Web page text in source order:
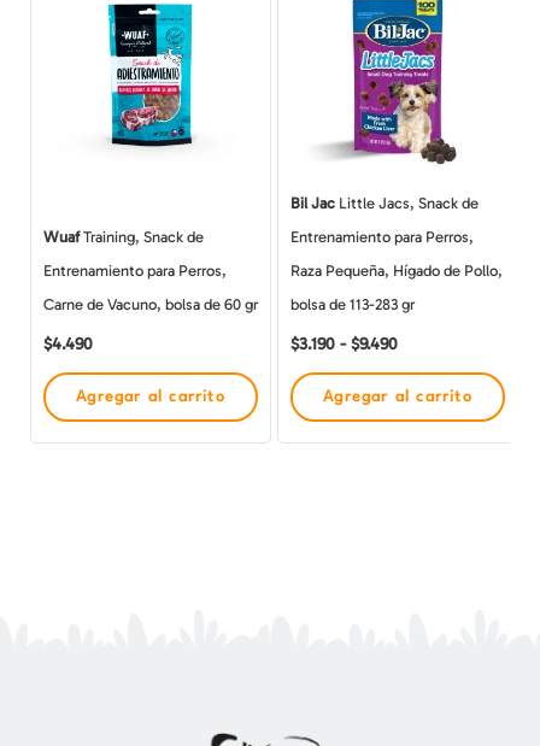
WuafTraining, Snack de
Entrenamiento para Perros,
Carne de Vacuno, bolsa de 60 gr
$4.490
Agregar al carrito
Bil Jac Little Jacs, Snack de
Entrenamiento para Perros,
Raza Pequeña, Hígado de Pollo,
bolsa de 113-283 gr
$3.190 - $9.490
precios:
desde
$3.190
hasta
$9.490
Agregar al carrito
producto
tiene
múltiples
variantes.
Las
página
de